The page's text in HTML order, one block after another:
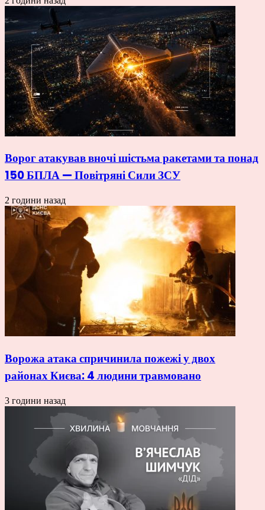
Ворог атакував вночі шістьма ракетами та понад
150 БПЛА — Повітряні Сили ЗСУ
2 години назад
Ворожа атака спричинила пожежі у двох
районах Києва: 4 людини травмовано
3 години назад